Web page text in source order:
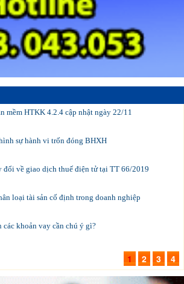
mềm HTKK 4.2.4 cập nhật ngày 22/11
sự hành vi trốn đóng BHXH
đổi về giao dịch thuế điện tử tại TT 66/2019
loại tài sản cố định trong doanh nghiệp
các khoản vay cần chú ý gì?
1 2 3 4